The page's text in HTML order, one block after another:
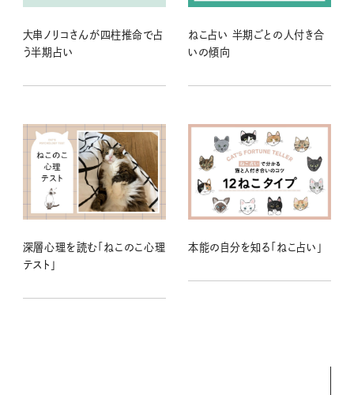
大串ノリコさんが四柱推命で占
う半期占い
ねこ占い 半期ごとの人付き合
いの傾向
深層心理を読む「ねこのこ心理
テスト」
本能の自分を知る「ねこ占い」